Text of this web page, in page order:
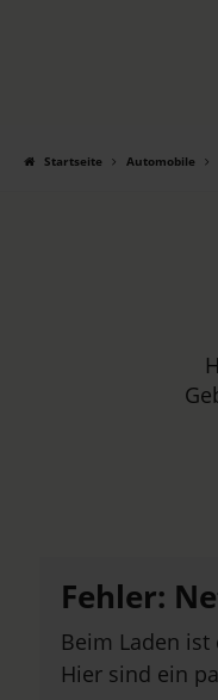
Startseite Automobile
Fehler:
Beim Laden
Hier sind ein